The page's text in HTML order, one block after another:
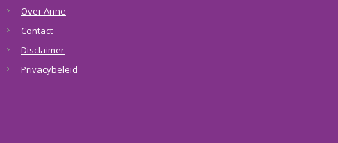
Over Anne
Contact
Disclaimer
Privacybeleid